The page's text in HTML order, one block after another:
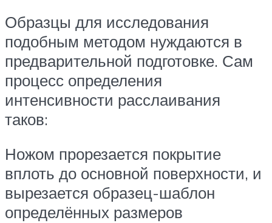
Образцы для исследования
подобным методом нуждаются в
предварительной подготовке. Сам
процесс определения
интенсивности расслаивания
таков:
Ножом прорезается покрытие
вплоть до основной поверхности, и
вырезается образец-шаблон
определённых размеров